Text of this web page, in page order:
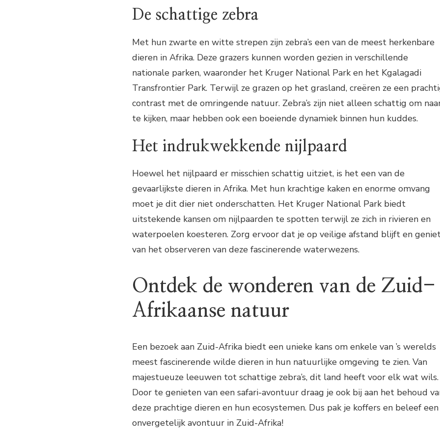
De schattige zebra
Met hun zwarte en witte strepen zijn zebra’s een van de meest herkenbare
dieren in Afrika. Deze grazers kunnen worden gezien in verschillende
nationale parken, waaronder het Kruger National Park en het Kgalagadi
Transfrontier Park. Terwijl ze grazen op het grasland, creëren ze een
contrast met de omringende natuur. Zebra’s zijn niet alleen schattig om
te kijken, maar hebben ook een boeiende dynamiek binnen hun kuddes.
Het indrukwekkende nijlpaard
Hoewel het nijlpaard er misschien schattig uitziet, is het een van de
gevaarlijkste dieren in Afrika. Met hun krachtige kaken en enorme omvang
moet je dit dier niet onderschatten. Het Kruger National Park biedt
uitstekende kansen om nijlpaarden te spotten terwijl ze zich in rivieren en
waterpoelen koesteren. Zorg ervoor dat je op veilige afstand blijft en
van het observeren van deze fascinerende waterwezens.
Ontdek de wonderen van de Zuid-
Afrikaanse natuur
Een bezoek aan Zuid-Afrika biedt een unieke kans om enkele van ’s werelds
meest fascinerende wilde dieren in hun natuurlijke omgeving te zien. Van
majestueuze leeuwen tot schattige zebra’s, dit land heeft voor elk wat wils.
Door te genieten van een safari-avontuur draag je ook bij aan het behoud
deze prachtige dieren en hun ecosystemen. Dus pak je koffers en beleef een
onvergetelijk avontuur in Zuid-Afrika!